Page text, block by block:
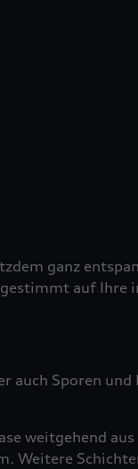
ganz
auf Ihre
auch Sporen und
weitgehend
Weitere